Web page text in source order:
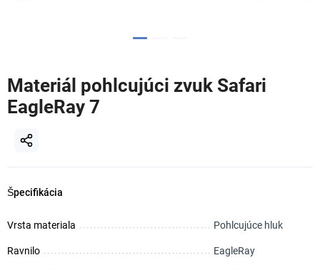
Materiál pohlcujúci zvuk Safari
EagleRay 7
Špecifikácia
Vrsta materiala Pohlcujúce hluk
Ravnilo EagleRay